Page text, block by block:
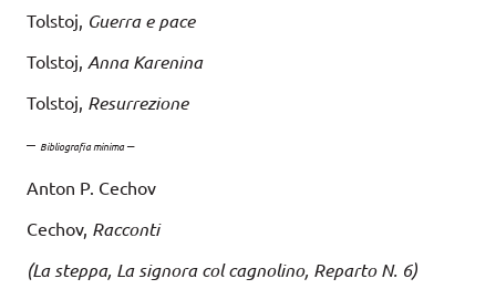
Tolstoj, Guerra e pace
Tolstoj, Anna Karenina
Tolstoj, Resurrezione
– Bibliografia minima–
Anton P. Cechov
Cechov, Racconti
(La steppa, La signora col cagnolino, Reparto N. 6)